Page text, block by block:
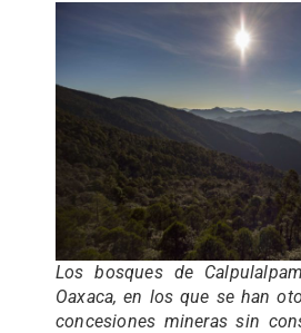
Los bos­ques de
Oaxa­ca, en los que se han
con­ce­sio­nes mine­ras sin